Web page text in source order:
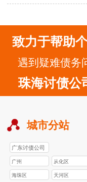
致力于帮助
遇到疑难债务
珠海讨债公
城市分站
广东讨债公司
广州 从化区
海珠区 天河区